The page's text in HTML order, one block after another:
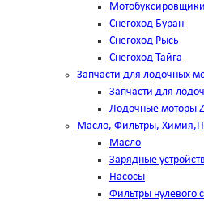
Снегоход Буран
Снегоход Рысь
Снегоход Тайга
Запчасти для лодочных
Запчасти для
Лодочные моторы
Масло, Фильтры,
Масло
Зарядные
Насосы
Фильтры нулевого